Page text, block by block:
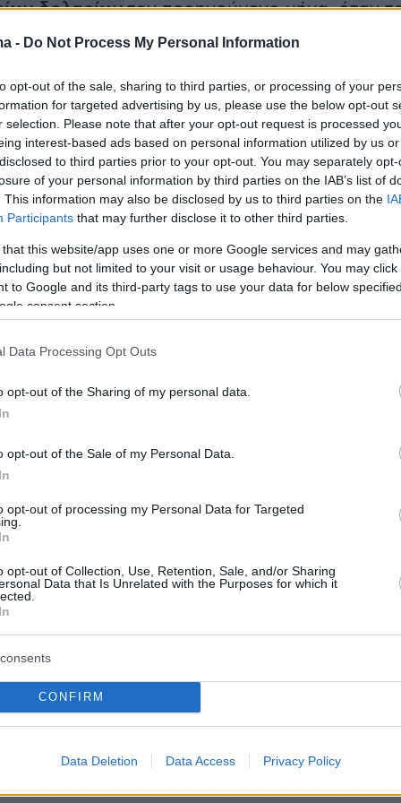
- Do Not Process My Personal Information
opt-out of the sale, sharing to third parties, or processing of your
for targeted advertising by us, please use the below opt-out
selection. Please note that after your opt-out request is processed
interest-based ads based on personal information utilized by us
to third parties prior to your opt-out. You may separately
of your personal information by third parties on the IAB’s list of
This information may also be disclosed by us to third parties on the
Participants that may further disclose it to other third parties.
that this website/app uses one or more Google services and may
but not limited to your visit or usage behaviour. You may
to Google and its third-party tags to use your data for below
consent section.
Data Processing Opt Outs
opt-out of the Sharing of my personal data.
opt-out of the Sale of my Personal Data.
opt-out of processing my Personal Data for Targeted
opt-out of Collection, Use, Retention, Sale, and/or Sharing
Data that Is Unrelated with the Purposes for which it
CONFIRM
Data Deletion Data Access Privacy Policy
δολαρίωντον προηγούμενο μήνα, όταν
να συμμορφωθεί με τις απαιτήσεις της
για διεθνείς φοιτητές.
το πρώτο πανεπιστήμιο που αντιτάχθηκε
πολιτικές αλλαγές που απαιτούσε η
κορυφαία εκπαιδευτικά ιδρύματα των ΗΠΑ.
χαρακτήρισε την απόφαση του Υπουργείου
για να προσφέρει καθοδήγηση και
μέλη της κοινότητάς του».
έτος 2024-2025, στο Χάρβαρντ ήταν
6.793 διεθνείς φοιτητές, αριθμός που
στο 27% του συνολικού αριθμού
η διεθνής ακαδημαϊκή κοινότητα του
επανέλαβε τη δέσμευσή του να διατηρήσει
φιλοξενίας διεθνών φοιτητών και
«που προέρχονται από περισσότερες από
τόσο το Χάρβαρντ όσο και τις
όπως αναφέρεται σε σχετική
ιστοσελίδα του.